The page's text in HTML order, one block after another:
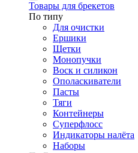
Товары для брекетов
По типу
Для очистки
Ершики
Щетки
Монопучки
Воск и силикон
Ополаскиватели
Пасты
Тяги
Контейнеры
Суперфлосс
Индикаторы налёта
Наборы